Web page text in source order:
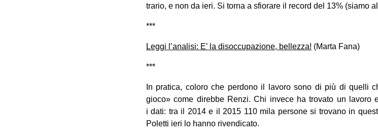
tra­rio, e non da ieri. Si torna a sfio­rare il record del 13% (siamo
***
Leggi l’analisi: E’ la disoc­cu­pa­zione, bel­lezza! (Marta Fana)
***
In pra­tica, coloro che per­dono il lavoro sono di più di quelli
gioco» come direbbe Renzi. Chi invece ha tro­vato un lavoro
i dati: tra il 2014 e il 2015 110 mila per­sone si tro­vano in
Poletti ieri lo hanno rivendicato.